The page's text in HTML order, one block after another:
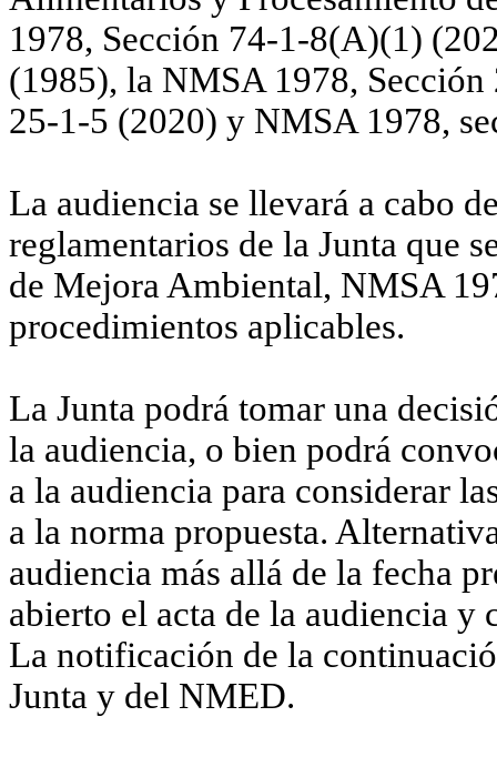
1978, Sección 74-1-8(A)(1)
(1985), la NMSA 1978,
25-1-5 (2020) y NMSA 1978,
La audiencia se llevará a cabo
reglamentarios de la Junta que
de Mejora Ambiental, NMSA
procedimientos aplicables.
La Junta podrá tomar una
la audiencia, o bien podrá
a la audiencia para considerar
a la norma propuesta.
audiencia más allá de la fecha
abierto el acta de la audiencia y
La notificación de la
Junta y del NMED.